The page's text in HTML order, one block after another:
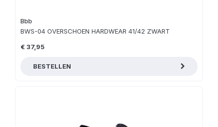
Bbb
BWS-04 OVERSCHOEN HARDWEAR 41/42 ZWART
€ 37,95
BESTELLEN